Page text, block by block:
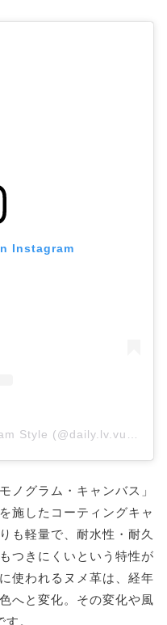
Instagram
ノグラム・キャンバス」
施したコーティングキャ
も軽量で、耐水性・耐久
つきにくいという特性が
使われるヌメ革は、経年
へと変化。その変化や風
。